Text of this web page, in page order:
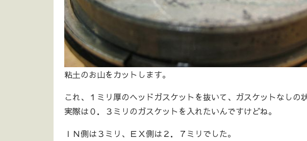
粘土のお山をカットします。
これ、１ミリ厚のヘッドガスケットを抜いて、ガスケットなしの
実際は０．３ミリのガスケットを入れたいんですけどね。
ＩＮ側は３ミリ、ＥＸ側は２．７ミリでした。